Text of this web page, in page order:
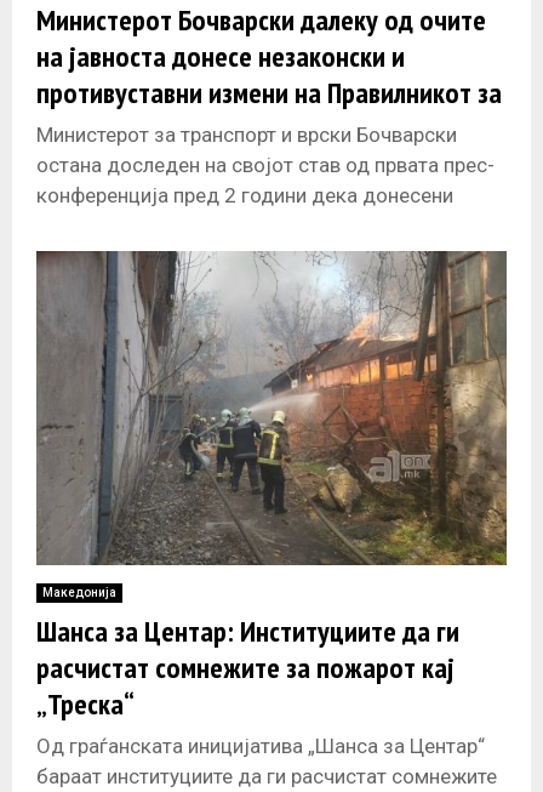
Министерот Бочварски далеку од очите
на јавноста донесе незаконски и
противуставни измени на Правилникот за
урбанистичко планирање тврдат
независните граѓански иницијативи
Министерот за транспорт и врски Бочварски
остана доследен на својот став од првата прес-
конференција пред 2 години дека донесени
Македонија
Шанса за Центар: Институциите да ги
расчистат сомнежите за пожарот кај
„Треска“
Од граѓанската иницијатива „Шанса за Центар“
бараат институциите да ги расчистат сомнежите